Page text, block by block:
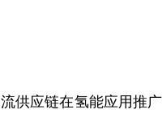
供应链在氢能应用推广